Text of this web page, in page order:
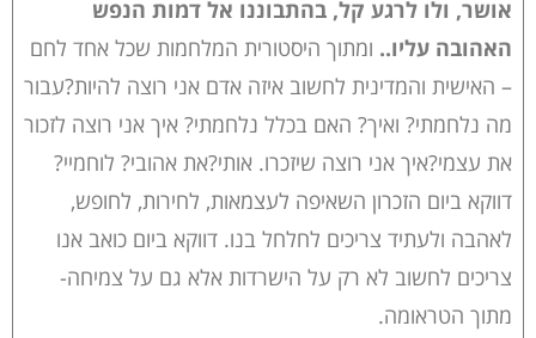
אושר, ולו לרגע קל, בהתבוננו אל דמות הנפש
האהובה עליו.. ומתוך היסטורית המלחמות שכל אחד לחם
– האישית והמדינית לחשוב איזה אדם אני רוצה להיות?עבור
מה נלחמתי? ואיך? האם בכלל נלחמתי? איך אני רוצה לזכור
את עצמי?איך אני רוצה שיזכרו. אותי?את אהובי? לוחמיי?
דווקא ביום הזכרון השאיפה לעצמאות, לחירות, לחופש,
לאהבה ולעתיד צריכים לחלחל בנו. דווקא ביום כואב אנו
צריכים לחשוב לא רק על הישרדות אלא גם על צמיחה-
מתוך הטראומה.